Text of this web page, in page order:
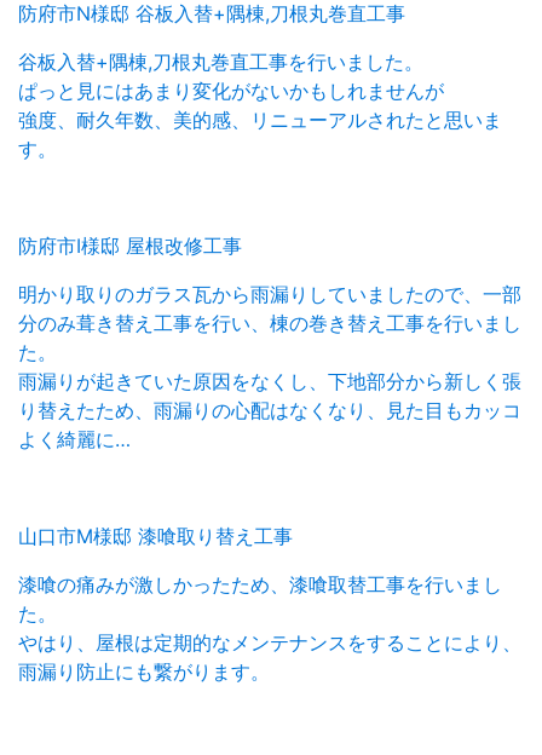
防府市N様邸 谷板入替+隅棟,刀根丸巻直工事
谷板入替+隅棟,刀根丸巻直工事を行いました。
ぱっと見にはあまり変化がないかもしれませんが
強度、耐久年数、美的感、リニューアルされたと思いま
す。
防府市I様邸 屋根改修工事
明かり取りのガラス瓦から雨漏りしていましたので、一部
分のみ葺き替え工事を行い、棟の巻き替え工事を行いまし
た。
雨漏りが起きていた原因をなくし、下地部分から新しく張
り替えたため、雨漏りの心配はなくなり、見た目もカッコ
よく綺麗に…
山口市M様邸 漆喰取り替え工事
漆喰の痛みが激しかったため、漆喰取替工事を行いまし
た。
やはり、屋根は定期的なメンテナンスをすることにより、
雨漏り防止にも繋がります。